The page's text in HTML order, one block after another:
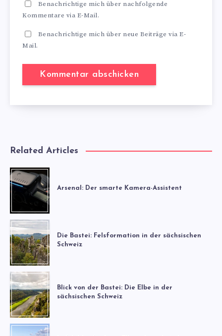
Benachrichtige mich über nachfolgende
Kommentare via E-Mail.
Benachrichtige mich über neue Beiträge via E-
Mail.
Related Articles
Arsenal: Der smarte Kamera-Assistent
Die Bastei: Felsformation in der sächsischen
Schweiz
Blick von der Bastei: Die Elbe in der
sächsischen Schweiz